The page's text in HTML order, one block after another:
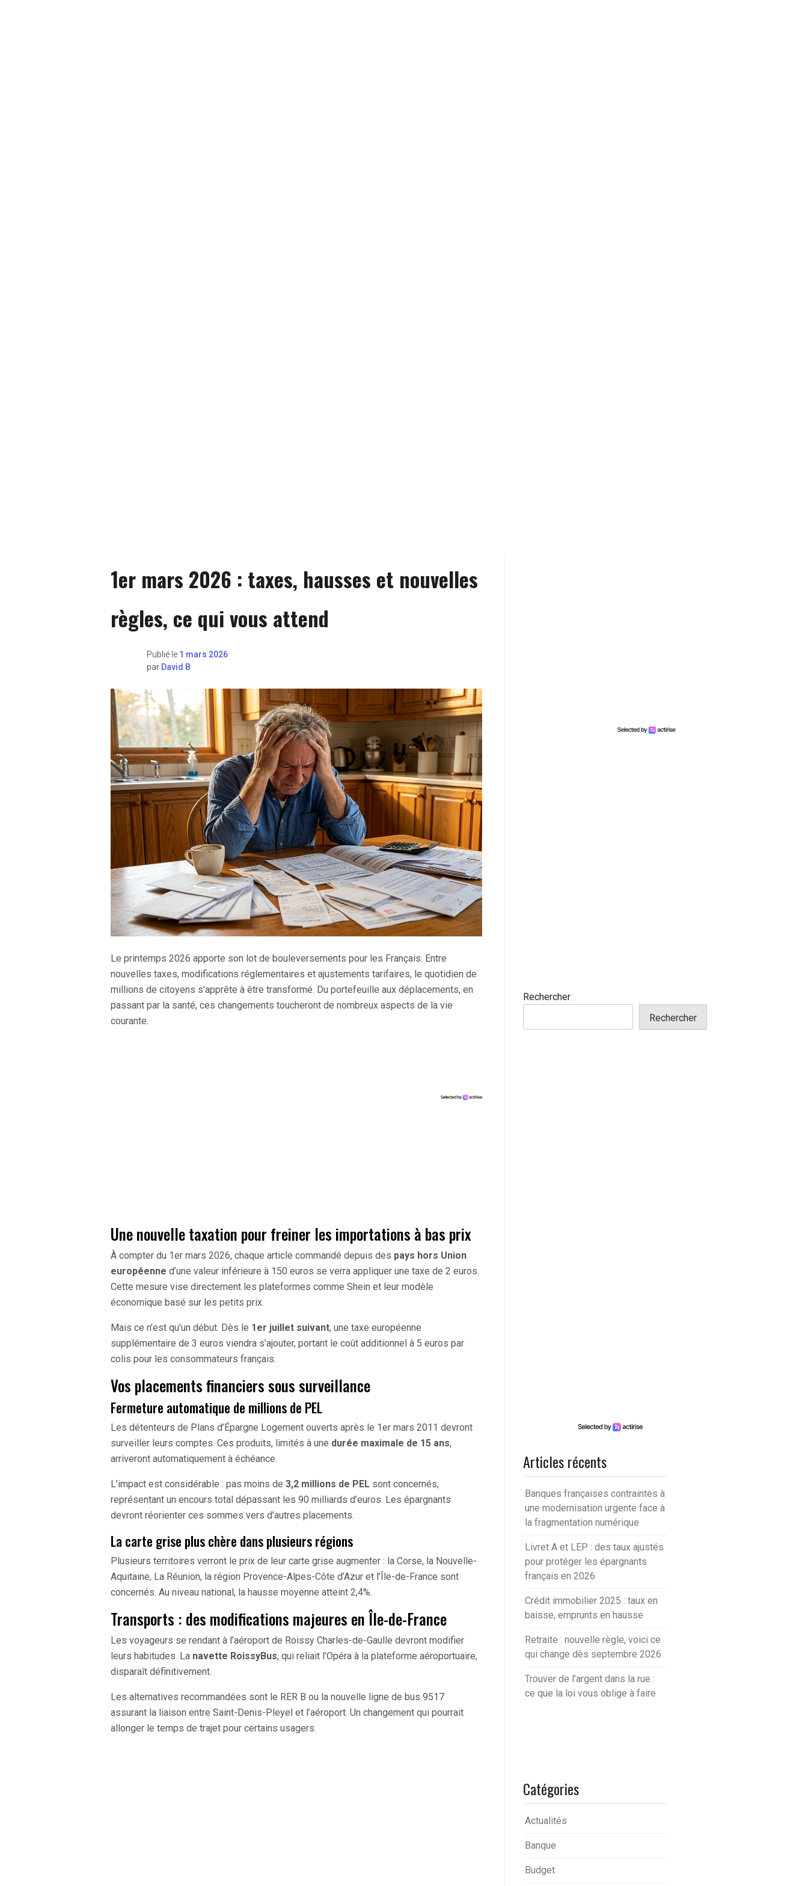
1er mars 2026 : taxes, hausses et nouvelles
règles, ce qui vous attend
Publié le 1 mars 2026
par David B
Le printemps 2026 apporte son lot de bouleversements pour les Français. Entre
nouvelles taxes, modifications réglementaires et ajustements tarifaires, le quotidien de
millions de citoyens s’apprête à être transformé. Du portefeuille aux déplacements, en
passant par la santé, ces changements toucheront de nombreux aspects de la vie
courante.
Une nouvelle taxation pour freiner les importations à bas prix
À compter du 1er mars 2026, chaque article commandé depuis des pays hors Union
européenne d’une valeur inférieure à 150 euros se verra appliquer une taxe de 2 euros.
Cette mesure vise directement les plateformes comme Shein et leur modèle
économique basé sur les petits prix.
Mais ce n’est qu’un début. Dès le 1er juillet suivant, une taxe européenne
supplémentaire de 3 euros viendra s’ajouter, portant le coût additionnel à 5 euros par
colis pour les consommateurs français.
Vos placements financiers sous surveillance
Fermeture automatique de millions de PEL
Les détenteurs de Plans d’Épargne Logement ouverts après le 1er mars 2011 devront
surveiller leurs comptes. Ces produits, limités à une durée maximale de 15 ans,
arriveront automatiquement à échéance.
L’impact est considérable : pas moins de 3,2 millions de PEL sont concernés,
représentant un encours total dépassant les 90 milliards d’euros. Les épargnants
devront réorienter ces sommes vers d’autres placements.
La carte grise plus chère dans plusieurs régions
Plusieurs territoires verront le prix de leur carte grise augmenter : la Corse, la Nouvelle-
Aquitaine, La Réunion, la région Provence-Alpes-Côte d’Azur et l’Île-de-France sont
concernés. Au niveau national, la hausse moyenne atteint 2,4%.
Transports : des modifications majeures en Île-de-France
Les voyageurs se rendant à l’aéroport de Roissy Charles-de-Gaulle devront modifier
leurs habitudes. La navette RoissyBus, qui reliait l’Opéra à la plateforme aéroportuaire,
disparaît définitivement.
Les alternatives recommandées sont le RER B ou la nouvelle ligne de bus 9517
assurant la liaison entre Saint-Denis-Pleyel et l’aéroport. Un changement qui pourrait
allonger le temps de trajet pour certains usagers.
Rechercher
Rechercher
Articles récents
Banques françaises contraintes à
une modernisation urgente face à
la fragmentation numérique
Livret A et LEP : des taux ajustés
pour protéger les épargnants
français en 2026
Crédit immobilier 2025 : taux en
baisse, emprunts en hausse
Retraite : nouvelle règle, voici ce
qui change dès septembre 2026
Trouver de l’argent dans la rue :
ce que la loi vous oblige à faire
Catégories
Actualités
Banque
Budget